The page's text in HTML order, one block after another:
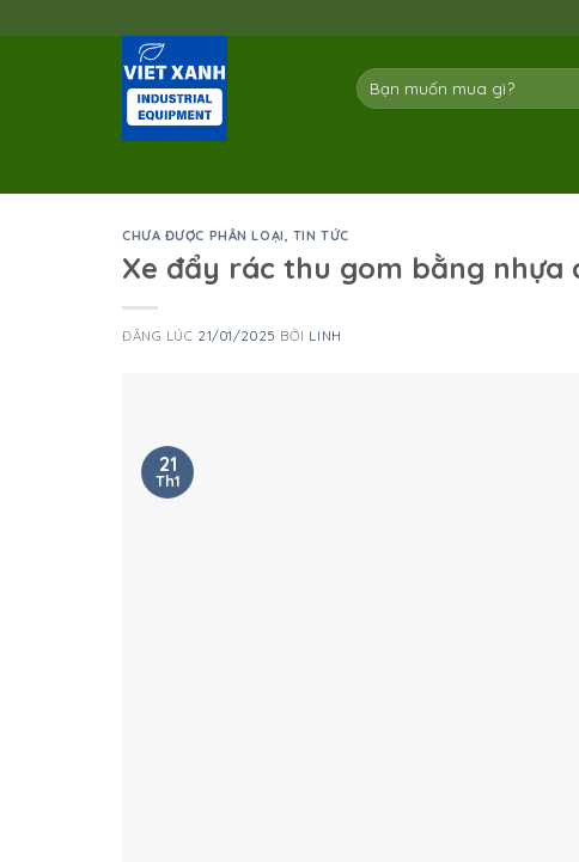
to
Tìm
kiếm:
CHƯA ĐƯỢC PHÂN LOẠI, TIN TỨC
Xe đẩy rác thu gom bằng nhựa
ĐĂNG LÚC 21/01/2025 BỞI LINH
21
Th1